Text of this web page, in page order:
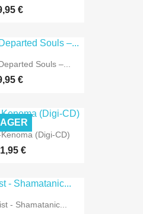
€
Souls –...
€
(Digi-CD)
€
- Shamatanic...